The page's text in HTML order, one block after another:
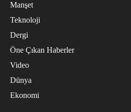
Manşet
Teknoloji
Dergi
Öne Çıkan Haberler
Video
Dünya
Ekonomi